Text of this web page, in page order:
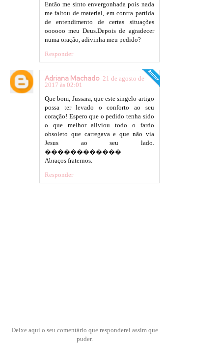
Então me sinto envergonhada pois nada
me faltou de material, em contra partida
de entendimento de certas situações
oooooo meu Deus.Depois de agradecer
numa oração, adivinha meu pedido?
Responder
Adriana Machado 21 de agosto de
2017 às 02:01
Que bom, Jussara, que este singelo artigo
possa ter levado o conforto ao seu
coração! Espero que o pedido tenha sido
o que melhor aliviou todo o fardo
obsoleto que carregava e que não via
Jesus ao seu lado.
������������
Abraços fraternos.
Responder
Deixe aqui o seu comentário que responderei assim que
puder.